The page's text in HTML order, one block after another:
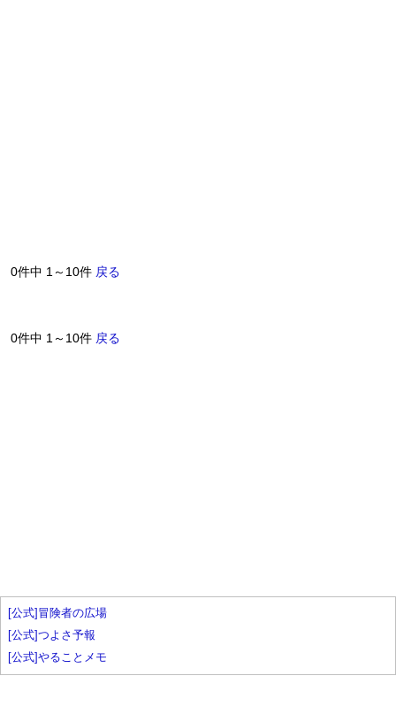
0件中 1～10件 戻る
0件中 1～10件 戻る
[公式]冒険者の広場
[公式]つよさ予報
[公式]やることメモ